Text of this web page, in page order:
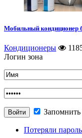
Мобильный кондиционер
Кондиционеры
Логин зона
Потеряли